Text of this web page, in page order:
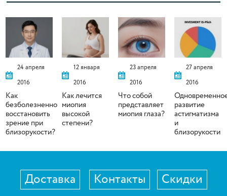
24 апреля
2016
Как
безболезненно
восстановить
зрение при
близорукости?
12 января
2016
Как лечится
миопия
высокой
степени?
23 апреля
2016
Что собой
представляет
миопия глаза?
27 апреля
2016
развитие
астигматизма
и
близорукости
Доставка Контакты Скидки